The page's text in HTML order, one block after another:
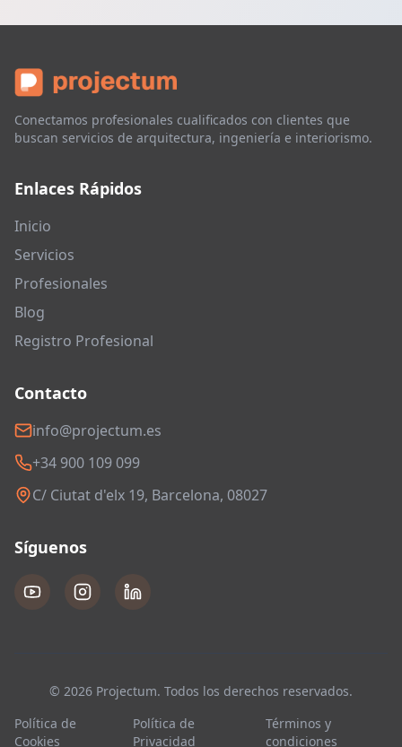
Conectamos profesionales cualificados con clientes que
buscan servicios de arquitectura, ingeniería e interiorismo.
Enlaces Rápidos
Inicio
Servicios
Profesionales
Blog
Registro Profesional
Contacto
info@projectum.es
+34 900 109 099
C/ Ciutat d'elx 19, Barcelona, 08027
Síguenos
© 2026 Projectum. Todos los derechos reservados.
Política de
Cookies
Política de
Privacidad
Términos y
condiciones